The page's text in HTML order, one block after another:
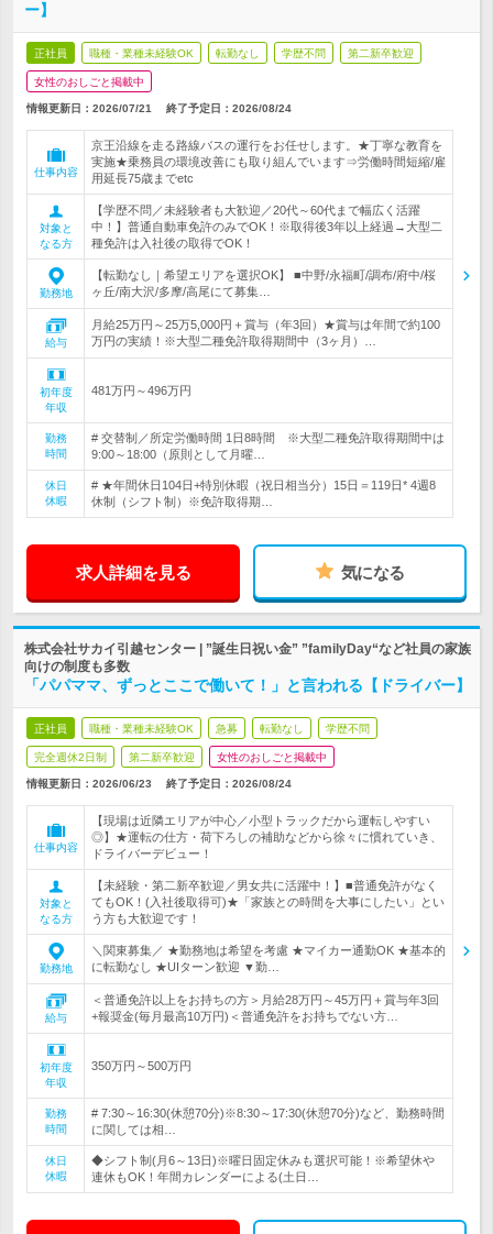
ー】
正社員 職種・業種未経験OK 転勤なし 学歴不問 第二新卒歓迎
女性のおしごと掲載中
情報更新日：2026/07/21 終了予定日： 2026/08/24
仕事内容
京王沿線を走る路線バスの運行をお任せします。★丁寧な教育を
実施★乗務員の環境改善にも取り組んでいます⇒労働時間短縮/雇
用延長75歳までetc
対象と
なる方
【学歴不問／未経験者も大歓迎／20代～60代まで幅広く活躍
中！】普通自動車免許のみでOK！※取得後3年以上経過→大型二
種免許は入社後の取得でOK！
勤務地
【転勤なし｜希望エリアを選択OK】 ■中野/永福町/調布/府中/桜
ヶ丘/南大沢/多摩/高尾にて募集…
給与
月給25万円～25万5,000円＋賞与（年3回）★賞与は年間で約100
万円の実績！※大型二種免許取得期間中（3ヶ月）…
初年度
年収
481万円～496万円
勤務
時間
# 交替制／所定労働時間 1日8時間 ※大型二種免許取得期間中は
9:00～18:00（原則として月曜…
休日
休暇
# ★年間休日104日+特別休暇（祝日相当分）15日＝119日* 4週8
休制（シフト制）※免許取得期…
求人詳細を見る 気になる
株式会社サカイ引越センター | ”誕生日祝い金” ”familyDay“など社員の家族
向けの制度も多数
「パパママ、ずっとここで働いて！」と言われる【ドライバー】
正社員 職種・業種未経験OK 急募 転勤なし 学歴不問
完全週休2日制 第二新卒歓迎 女性のおしごと掲載中
情報更新日：2026/06/23 終了予定日： 2026/08/24
仕事内容
【現場は近隣エリアが中心／小型トラックだから運転しやすい
◎】★運転の仕方・荷下ろしの補助などから徐々に慣れていき、
ドライバーデビュー！
対象と
なる方
【未経験・第二新卒歓迎／男女共に活躍中！】■普通免許がなく
てもOK！(入社後取得可)★「家族との時間を大事にしたい」とい
う方も大歓迎です！
勤務地
＼関東募集／ ★勤務地は希望を考慮 ★マイカー通勤OK ★基本的
に転勤なし ★UIターン歓迎 ▼勤…
給与
＜普通免許以上をお持ちの方＞月給28万円～45万円＋賞与年3回
+報奨金(毎月最高10万円)＜普通免許をお持ちでない方…
初年度
年収
350万円～500万円
勤務
時間
# 7:30～16:30(休憩70分)※8:30～17:30(休憩70分)など、勤務時間
に関しては相…
休日
休暇
◆シフト制(月6～13日)※曜日固定休みも選択可能！※希望休や
連休もOK！年間カレンダーによる(土日…